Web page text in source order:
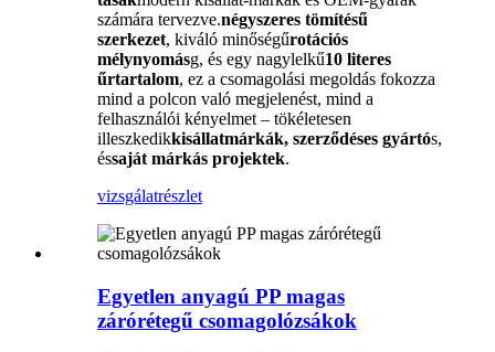
számára tervezve.négyszeres tömítésű
szerkezet, kiváló minőségűrotációs
mélynyomásg, és egy nagylelkű10 literes
űrtartalom, ez a csomagolási megoldás fokozza
mind a polcon való megjelenést, mind a
felhasználói kényelmet – tökéletesen
illeszkedikkisállatmárkák, szerződéses gyártós,
éssaját márkás projektek.
vizsgálatrészlet
Egyetlen anyagú PP magas
zárórétegű csomagolózsákok